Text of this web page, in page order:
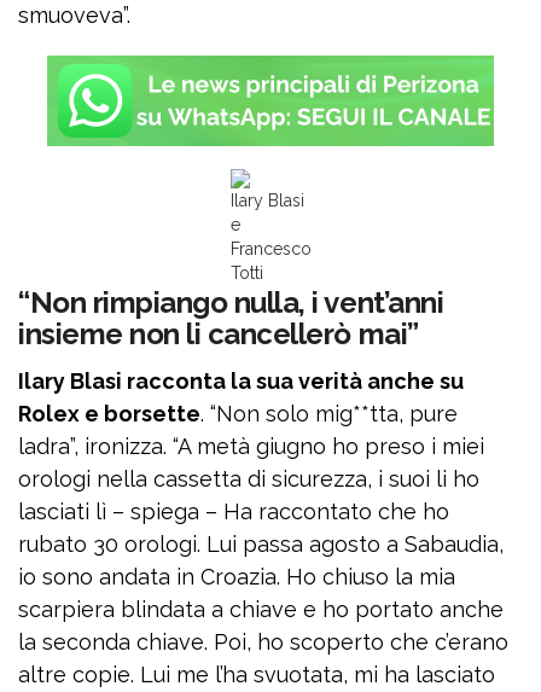
smuoveva”.
Ilary Blasi
e
Francesco
Totti
“Non rimpiango nulla, i vent’anni
insieme non li cancellerò mai”
Ilary Blasi racconta la sua verità anche su
Rolex e borsette. “Non solo mig**tta, pure
ladra”, ironizza. “A metà giugno ho preso i miei
orologi nella cassetta di sicurezza, i suoi li ho
lasciati lì – spiega – Ha raccontato che ho
rubato 30 orologi. Lui passa agosto a Sabaudia,
io sono andata in Croazia. Ho chiuso la mia
scarpiera blindata a chiave e ho portato anche
la seconda chiave. Poi, ho scoperto che c’erano
altre copie. Lui me l’ha svuotata, mi ha lasciato